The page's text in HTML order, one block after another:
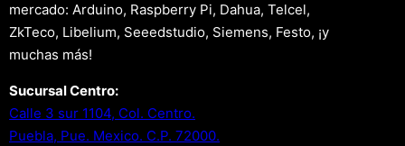
mercado: Arduino, Raspberry Pi, Dahua, Telcel,
ZkTeco, Libelium, Seeedstudio, Siemens, Festo, ¡y
muchas más!
Sucursal Centro:
Calle 3 sur 1104, Col. Centro.
Puebla, Pue. Mexico. C.P. 72000.